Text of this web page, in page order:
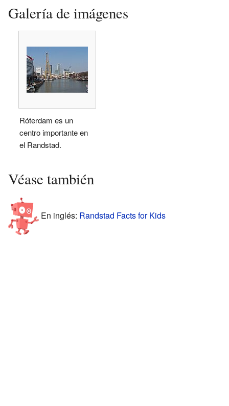
Galería de imágenes
Róterdam es un
centro importante en
el Randstad.
Véase también
En inglés: Randstad Facts for Kids